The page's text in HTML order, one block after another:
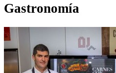
Gastronomía